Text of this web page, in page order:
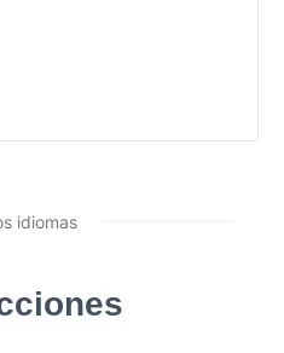
idiomas